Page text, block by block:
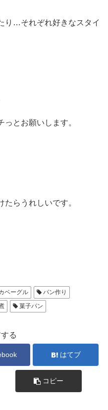
り…それぞれ好きなスタイ
とお願いします。
らうれしいです。
ベーグル
パン作り
菓子パン
る
はてブ
コピー